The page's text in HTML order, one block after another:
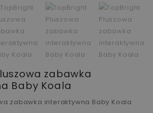
zabawka
Baby Koala
zabawka interaktywna Baby Koala